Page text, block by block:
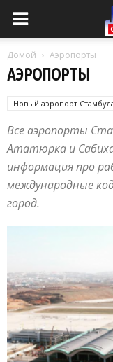
Домой Аэропорты
АЭРОПОРТЫ
Новый аэропорт
Все аэропорты
Ататюрка и
информация про
международные
город.